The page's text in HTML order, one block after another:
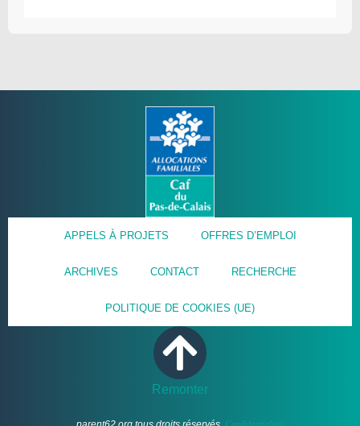
APPELS À PROJETS OFFRES D’EMPLOI
ARCHIVES CONTACT RECHERCHE
POLITIQUE DE COOKIES (UE)
Remonter